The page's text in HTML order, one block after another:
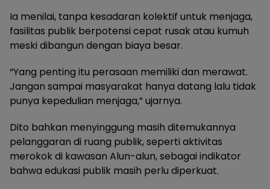
Ia menilai, tanpa kesadaran kolektif untuk menjaga,
fasilitas publik berpotensi cepat rusak atau kumuh
meski dibangun dengan biaya besar.
“Yang penting itu perasaan memiliki dan merawat.
Jangan sampai masyarakat hanya datang lalu tidak
punya kepedulian menjaga,” ujarnya.
Dito bahkan menyinggung masih ditemukannya
pelanggaran di ruang publik, seperti aktivitas
merokok di kawasan Alun-alun, sebagai indikator
bahwa edukasi publik masih perlu diperkuat.